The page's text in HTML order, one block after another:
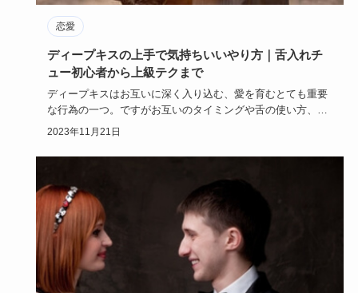
恋愛
ディープキスの上手で気持ちいいやり方｜舌入れチ
ュー初心者から上級テクまで
ディープキスはお互いに深く入り込む、愛を育むとても重要
な行為の一つ。ですがお互いのタイミングや舌の使い方、デ
ィープキスまで…
2023年11月21日